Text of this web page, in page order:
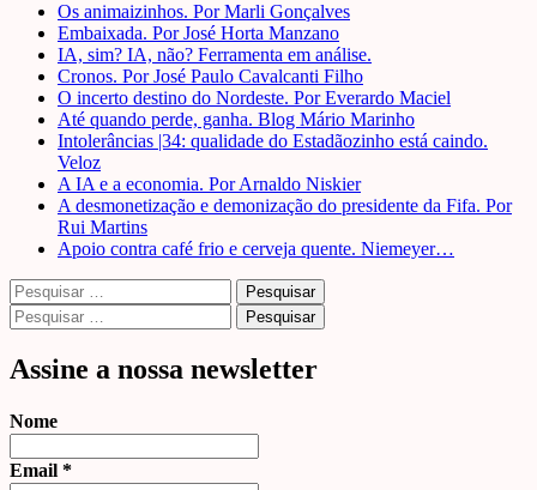
Os animaizinhos. Por Marli Gonçalves
Embaixada. Por José Horta Manzano
IA, sim? IA, não? Ferramenta em análise.
Cronos. Por José Paulo Cavalcanti Filho
O incerto destino do Nordeste. Por Everardo Maciel
Até quando perde, ganha. Blog Mário Marinho
Intolerâncias |34: qualidade do Estadãozinho está caindo.
Veloz
A IA e a economia. Por Arnaldo Niskier
A desmonetização e demonização do presidente da Fifa. Por
Rui Martins
Apoio contra café frio e cerveja quente. Niemeyer…
Pesquisar
por:
Pesquisar
por:
Assine a nossa newsletter
Nome
Email *